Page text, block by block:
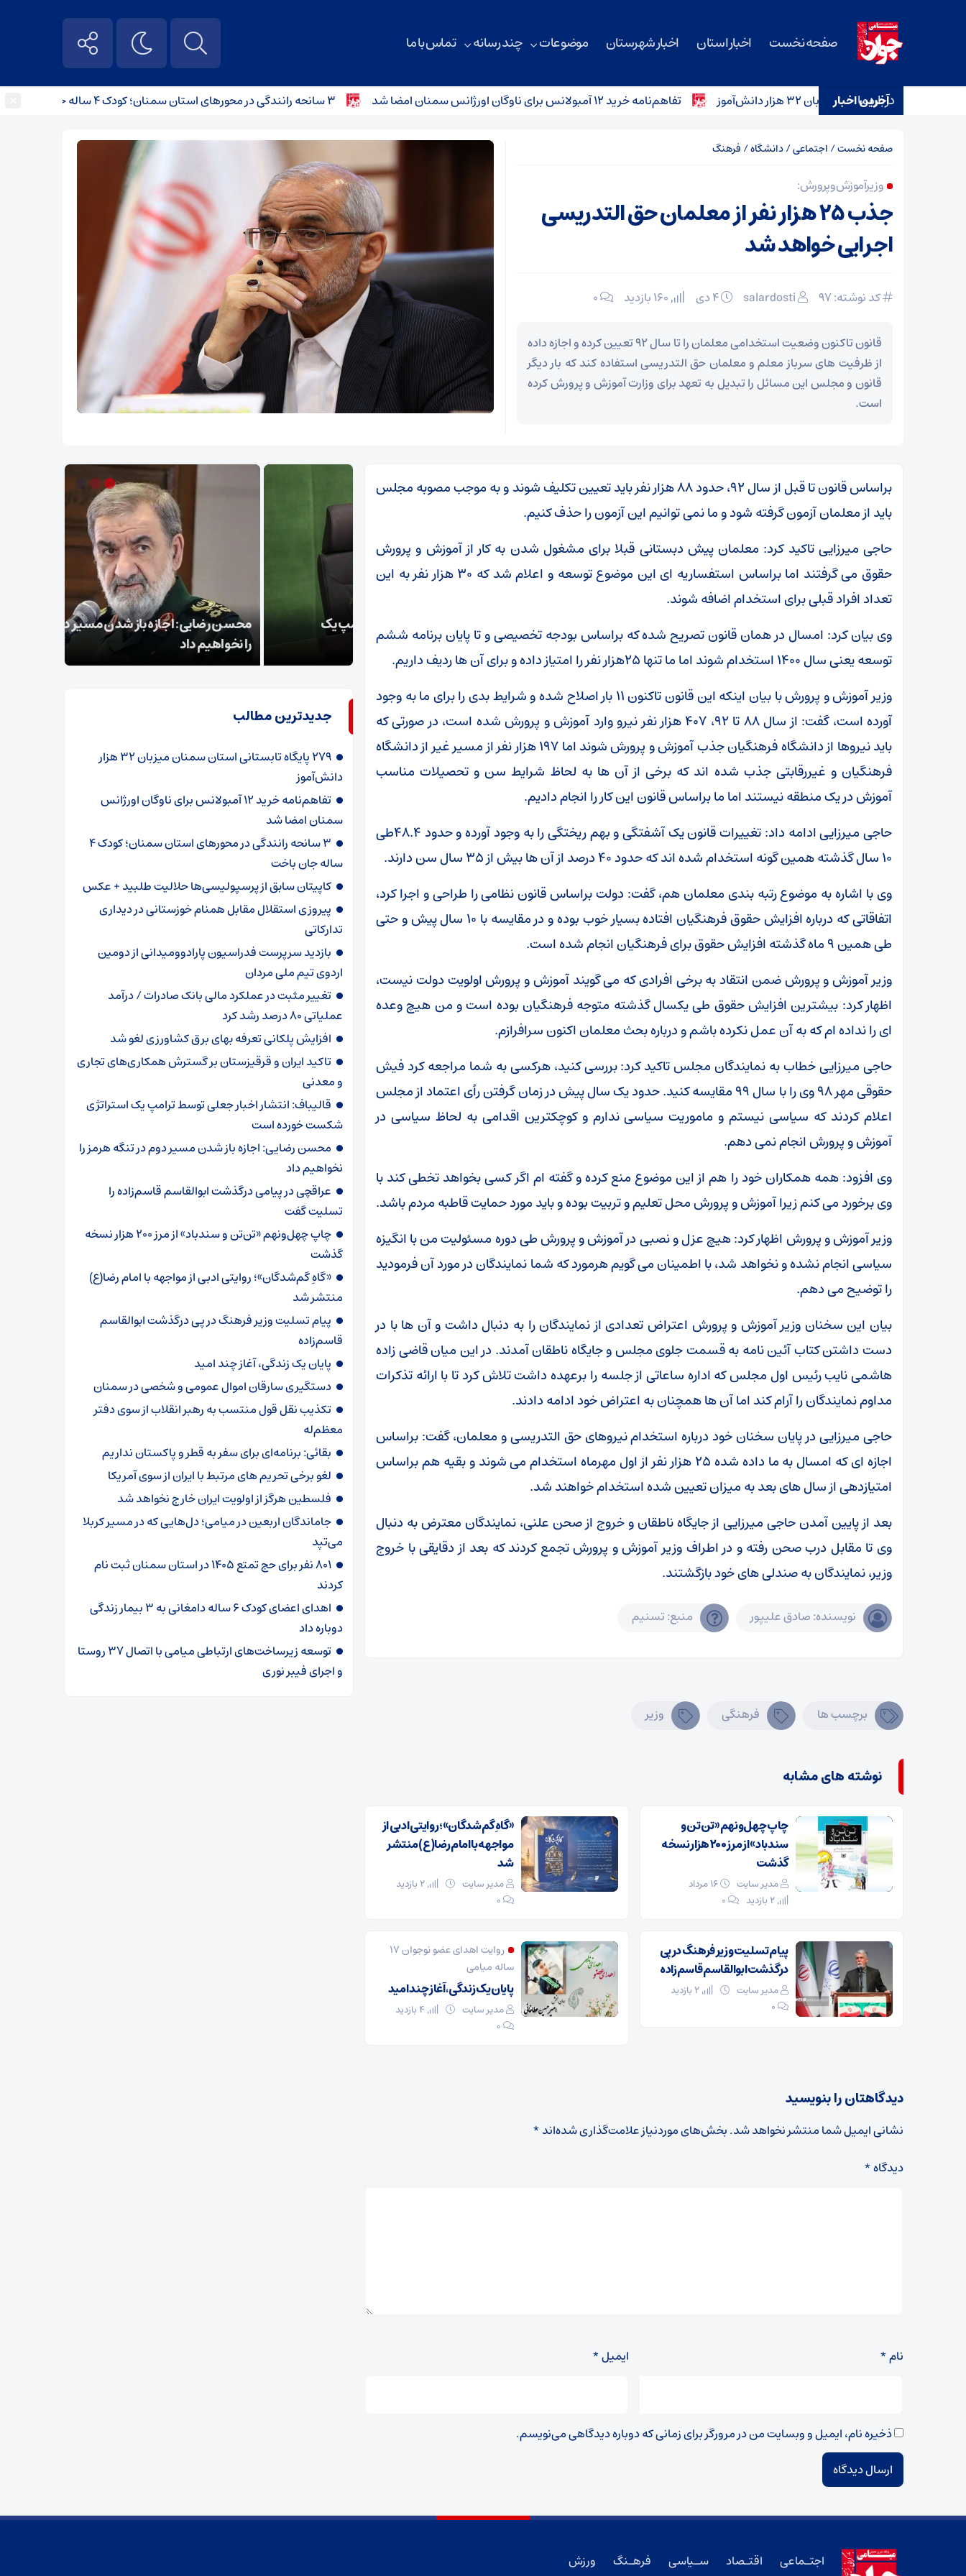
صفحه نخست اخبار استان اخبار شهرستان موضوعات چند رسانه تماس با ما
درباره ما
آخرین اخبار تفاهم‌نامه خرید ۱۲ آمبولانس برای ناوگان اورژانس سمنان امضا شد ۳ سانحه رانندگی در محورهای استان سمنان؛ کودک ۴ ساله جان باخت
صفحه نخست/ اجتماعی/دانشگاه/ فرهنگ
وزیر آموزش و پرورش :
جذب ۲۵ هزار نفر از معلمان حق التدریسی
اجرایی خواهد شد
کد نوشته: 97 salardosti ۰
قانون تاکنون وضعیت استخدامی معلمان را تا سال 92 تعیین کرده و اجازه داده
از ظرفیت های سرباز معلم و معلمان حق التدریسی استفاده کند که بار دیگر
قانون و مجلس این مسائل را تبدیل به تعهد برای وزارت آموزش و پرورش کرده
است.
براساس قانون تا قبل از سال ۹۲، حدود ۸۸ هزار نفر باید تعیین تکلیف شوند و به موجب مصوبه مجلس
باید از معلمان آزمون گرفته شود و ما نمی توانیم این آزمون را حذف کنیم.
حاجی میرزایی تاکید کرد: معلمان پیش دبستانی قبلا برای مشغول شدن به کار از آموزش و پرورش
حقوق می گرفتند اما براساس استفساریه ای این موضوع توسعه و اعلام شد که ۳۰ هزار نفر به این
تعداد افراد قبلی برای استخدام اضافه شوند.
وی بیان کرد: امسال در همان قانون تصریح شده که براساس بودجه تخصیصی و تا پایان برنامه ششم
توسعه یعنی سال ۱۴۰۰ استخدام شوند اما ما تنها ۲۵هزار نفر را امتیاز داده و برای آن ها ردیف داریم.
وزیر آموزش و پرورش با بیان اینکه این قانون تاکنون ۱۱ بار اصلاح شده و شرایط بدی را برای ما به وجود
آورده است، گفت: از سال ۸۸ تا ۹۲، ۴۰۷ هزار نفر نیرو وارد آموزش و پرورش شده است، در صورتی که
باید نیروها از دانشگاه فرهنگیان جذب آموزش و پرورش شوند اما ۱۹۷ هزار نفر از مسیر غیر از دانشگاه
فرهنگیان و غیررقابتی جذب شده اند که برخی از آن ها به لحاظ شرایط سن و تحصیلات مناسب
آموزش در یک منطقه نیستند اما ما براساس قانون این کار را انجام دادیم.
حاجی میرزایی ادامه داد: تغییرات قانون یک آشفتگی و بهم ریختگی را به وجود آورده و حدود ۴۸.۴طی
۱۰ سال گذشته همین گونه استخدام شده اند که حدود ۴۰ درصد از آن ها بیش از ۳۵ سال سن دارند.
وی با اشاره به موضوع رتبه بندی معلمان هم، گفت: دولت براساس قانون نظامی را طراحی و اجرا کرد،
اتفاقاتی که درباره افزایش حقوق فرهنگیان افتاده بسیار خوب بوده و در مقایسه با ۱۰ سال پیش و حتی
طی همین ۹ ماه گذشته افزایش حقوق برای فرهنگیان انجام شده است.
وزیر آموزش و پرورش ضمن انتقاد به برخی افرادی که می گویند آموزش و پرورش اولویت دولت نیست،
اظهار کرد: بیشترین افزایش حقوق طی یکسال گذشته متوجه فرهنگیان بوده است و من هیچ وعده
ای را نداده ام که به آن عمل نکرده باشم و درباره بحث معلمان اکنون سرافرازم.
حاجی میرزایی خطاب به نمایندگان مجلس تاکید کرد: بررسی کنید، هرکسی به شما مراجعه کرد فیش
حقوقی مهر ۹۸ وی را با سال ۹۹ مقایسه کنید. حدود یک سال پیش در زمان گرفتن رأی اعتماد از مجلس
اعلام کردند که سیاسی نیستم و ماموریت سیاسی ندارم و کوچکترین اقدامی به لحاظ سیاسی در
آموزش و پرورش انجام نمی دهم.
وی افزود: همه همکاران خود را هم از این موضوع منع کرده و گفته ام اگر کسی بخواهد تخطی کند با
وی برخورد می کنم زیرا آموزش و پرورش محل تعلیم و تربیت بوده و باید مورد حمایت قاطبه مردم باشد.
وزیر آموزش و پرورش اظهار کرد: هیچ عزل و نصبی در آموزش و پرورش طی دوره مسئولیت من با انگیزه
سیاسی انجام نشده و نخواهد شد، با اطمینان می گویم هرمورد که شما نمایندگان در مورد آن فرمودید
را توضیح می دهم.
بیان این سخنان وزیر آموزش و پرورش اعتراض تعدادی از نمایندگان را به دنبال داشت و آن ها با در
دست داشتن کتاب آئین نامه به قسمت جلوی مجلس و جایگاه ناطقان آمدند. در این میان قاضی زاده
هاشمی نایب رئیس اول مجلس که اداره ساعاتی از جلسه را برعهده داشت تلاش کرد تا با ارائه تذکرات
مداوم نمایندگان را آرام کند اما آن ها همچنان به اعتراض خود ادامه دادند.
حاجی میرزایی در پایان سخنان خود درباره استخدام نیروهای حق التدریسی و معلمان، گفت: براساس
اجازه ای که امسال به ما داده شده ۲۵ هزار نفر از اول مهرماه استخدام می شوند و بقیه هم براساس
امتیازدهی از سال های بعد به میزان تعیین شده استخدام خواهند شد.
بعد از پایین آمدن حاجی میرزایی از جایگاه ناطقان و خروج از صحن علنی، نمایندگان معترض به دنبال
وی تا مقابل درب صحن رفته و در اطراف وزیر آموزش و پرورش تجمع کردند که بعد از دقایقی با خروج
وزیر، نمایندگان به صندلی های خود بازگشتند.
نویسنده: صادق علیپور منبع: تسنیم
برچسب ها فرهنگی وزیر
نوشته های مشابه
چاپ چهل‌ونهم «تن‌تن و
سندباد» از مرز ۲۰۰ هزار نسخه
گذشت
مدیر سایت
۰
«گاهِ گم‌شدگان»؛ روایتی ادبی از
مواجهه با امام رضا(ع) منتشر
شد
مدیر سایت
2 بازدید
۰
پیام تسلیت وزیر فرهنگ در پی
درگذشت ابوالقاسم قاسم‌زاده
مدیر سایت
۰
روایت اهدای عضو نوجوان ۱۷
ساله میامی
پایان یک زندگی، آغاز چند امید
مدیر سایت
۰
دیدگاهتان را بنویسید
نشانی ایمیل شما منتشر نخواهد شد.بخش‌های موردنیاز علامت‌گذاری شده‌اند*
دیدگاه*
نام* ایمیل*
ذخیره نام، ایمیل و وبسایت من در مرورگر برای زمانی که دوباره دیدگاهی می‌نویسم.
عراقچی در پیامی درگذشت ابوالقاسم قاسم‌زاده را
تسلیت گفت
قالیباف: انتشار اخبار جعلی توسط ترامپ یک
استراتژی شکست خورده است
محسن رضایی: اجازه باز شدن مسیر دوم در تنگه هرمز
جدیدترین مطالب
۲۷۹ پایگاه تابستانی استان سمنان میزبان ۳۲ هزار
دانش‌آموز
تفاهم‌نامه خرید ۱۲ آمبولانس برای ناوگان اورژانس
سمنان امضا شد
۳ سانحه رانندگی در محورهای استان سمنان؛ کودک ۴
ساله جان باخت
کاپیتان سابق از پرسپولیسی‌ها حلالیت طلبید + عکس
پیروزی استقلال مقابل همنام خوزستانی در دیداری
تدارکاتی
بازدید سرپرست فدراسیون پارادوومیدانی از دومین
اردوی تیم ملی مردان
تغییر مثبت در عملکرد مالی بانک صادرات / درآمد
عملیاتی ۸۰ درصد رشد کرد
افزایش پلکانی تعرفه بهای برق کشاورزی لغو شد
تاکید ایران و قرقیزستان بر گسترش همکاری‌های تجاری
و معدنی
قالیباف: انتشار اخبار جعلی توسط ترامپ یک استراتژی
شکست خورده است
محسن رضایی: اجازه باز شدن مسیر دوم در تنگه هرمز را
نخواهیم داد
عراقچی در پیامی درگذشت ابوالقاسم قاسم‌زاده را
تسلیت گفت
چاپ چهل‌ونهم «تن‌تن و سندباد» از مرز ۲۰۰ هزار نسخه
گذشت
«گاهِ گم‌شدگان»؛ روایتی ادبی از مواجهه با امام رضا(ع)
منتشر شد
پیام تسلیت وزیر فرهنگ در پی درگذشت ابوالقاسم
قاسم‌زاده
پایان یک زندگی، آغاز چند امید
دستگیری سارقان اموال عمومی و شخصی در سمنان
تکذیب نقل قول منتسب به رهبر انقلاب از سوی دفتر
معظم‌له
بقائی: برنامه‌ای برای سفر به قطر و پاکستان نداریم
لغو برخی تحریم های مرتبط با ایران از سوی آمریکا
فلسطین هرگز از اولویت ایران خارج نخواهد شد
جاماندگان اربعین در میامی؛ دل‌هایی که در مسیر کربلا
می‌تپد
۸۰۱ نفر برای حج تمتع ۱۴۰۵ در استان سمنان ثبت نام
کردند
اهدای اعضای کودک ۶ ساله دامغانی به ۳ بیمار زندگی
دوباره داد
توسعه زیرساخت‌های ارتباطی میامی با اتصال ۳۷ روستا
و اجرای فیبر نوری
اجتـماعی اقتـصاد سـیاسی فرهـنگ ورزش